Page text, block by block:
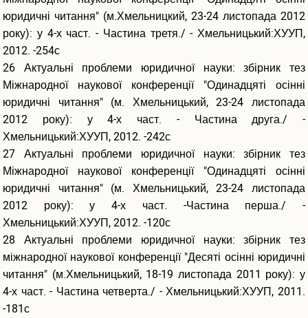
юридичні читання" (м.Хмельницкий, 23-24 листопада 2012
року): у 4-х част. - Частина третя./ - Хмельницький:ХУУП,
2012. -254с
26 Актуальні проблеми юридичної науки: збірник тез
Міжнародної наукової конференції "Одинадцяті осінні
юридичні читання" (м. Хмельницький, 23-24 листопада
2012 року): у 4-х част. - Частина друга./ -
Хмельницький:ХУУП, 2012. -242с
27 Актуальні проблеми юридичної науки: збірник тез
Міжнародної наукової конференції "Одинадцяті осінні
юридичні читання" (м. Хмельницький, 23-24 листопада
2012 року): у 4-х част. -Частина перша./ -
Хмельницький:ХУУП, 2012. -120с
28 Актуальні проблеми юридичної науки: збірник тез
міжнародної наукової конференції "Десяті осінні юридичні
читання" (м.Хмельницький, 18-19 листопада 2011 року): у
4-х част. - Частина четверта./ - Хмельницький:ХУУП, 2011.
-181с